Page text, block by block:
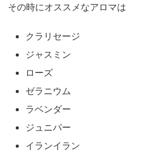
その時にオススメなアロマは
クラリセージ
ジャスミン
ローズ
ゼラニウム
ラベンダー
ジュニパー
イランイラン